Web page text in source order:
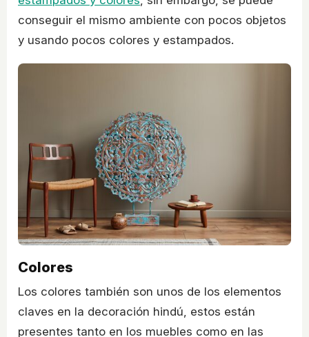
conseguir el mismo ambiente con pocos objetos
y usando pocos colores y estampados.
Colores
Los colores también son unos de los elementos
claves en la decoración hindú, estos están
presentes tanto en los muebles como en las